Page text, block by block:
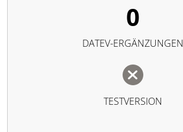
0
DATEV-ERGÄNZUNGEN
TESTVERSION